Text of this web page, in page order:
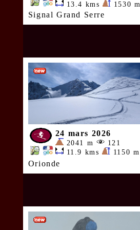
13.4 kms 1530 m
Signal Grand Serre
24 mars 2026
2041 m
121
11.9 kms
1150 m
Orionde